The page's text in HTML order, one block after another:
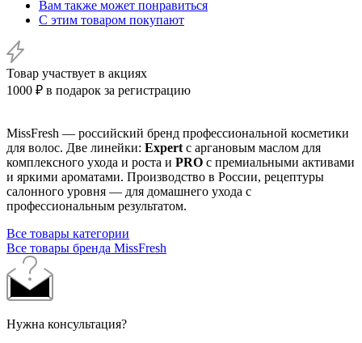
Вам также может понравиться
С этим товаром покупают
Товар участвует в акциях
1000 ₽ в подарок за регистрацию
MissFresh — российский бренд профессиональной косметики
для волос. Две линейки: Expert с аргановым маслом для
комплексного ухода и роста и PRO с премиальными активами
и яркими ароматами. Производство в России, рецептуры
салонного уровня — для домашнего ухода с
профессиональным результатом.
Все товары категории
Все товары бренда MissFresh
Нужна консультация?